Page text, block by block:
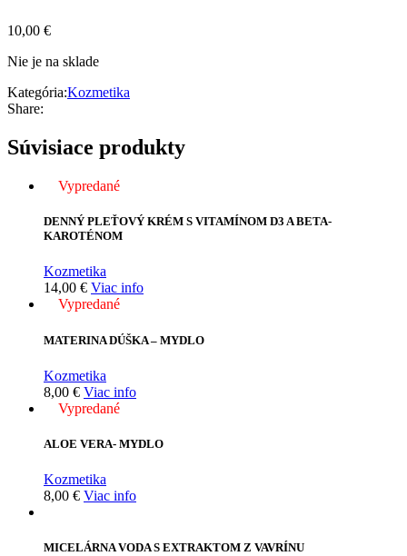
10,00 €
Nie je na sklade
Kategória:Kozmetika
Share:
Súvisiace produkty
Vypredané
DENNÝ PLEŤOVÝ KRÉM S VITAMÍNOM D3 A BETA-
KAROTÉNOM
Kozmetika
14,00 € Viac info
Vypredané
MATERINA DÚŠKA – MYDLO
Kozmetika
8,00 € Viac info
Vypredané
ALOE VERA- MYDLO
Kozmetika
8,00 € Viac info
MICELÁRNA VODA S EXTRAKTOM Z VAVRÍNU